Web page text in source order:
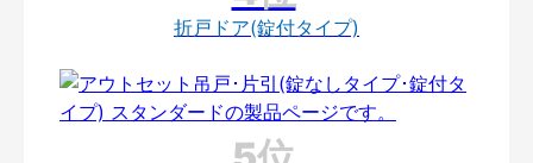
折戸ドア(錠付タイプ)